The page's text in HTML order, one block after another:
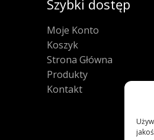
Szybki dostęp
Moje Konto
Koszyk
Strona Główna
Produkty
Kontakt